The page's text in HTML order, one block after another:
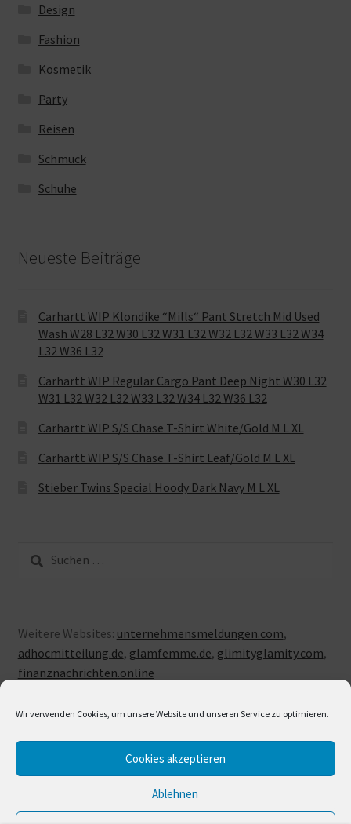
Wir verwenden Cookies, um unsere Website und unseren Service zu optimieren.
Cookies akzeptieren
Ablehnen
Design
Fashion
Kosmetik
Party
Reisen
Schmuck
Schuhe
Neueste Beiträge
Carhartt WIP Klondike “Mills“ Pant Stretch Mid Used
Wash W28 L32 W30 L32 W31 L32 W32 L32 W33 L32 W34
L32 W36 L32
Carhartt WIP Regular Cargo Pant Deep Night W30 L32
W31 L32 W32 L32 W33 L32 W34 L32 W36 L32
Carhartt WIP S/S Chase T-Shirt White/Gold M L XL
Carhartt WIP S/S Chase T-Shirt Leaf/Gold M L XL
Stieber Twins Special Hoody Dark Navy M L XL
Suche
nach:
Weitere Websites: unternehmensmeldungen.com,
adhocmitteilung.de, glamfemme.de, glimityglamity.com,
finanznachrichten.online
© LUXUSLOVE 2026
Erstellt mit Storefront & WooCommerce